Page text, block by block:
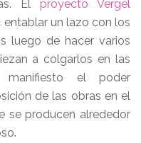
El proyecto Vergel
un lazo con los
luego de hacer varios
a colgarlos en las
el poder
de las obras en el
se producen alrededor